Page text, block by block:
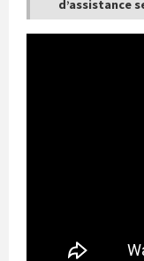
d’assistance